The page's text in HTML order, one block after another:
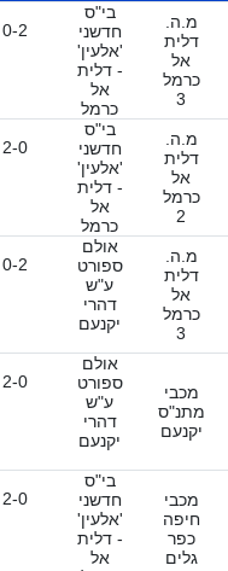
מ.ה.
דלית
אל
כרמל
3
בי"ס
חדשני
'אלעין'
- דלית
אל
כרמל
0-2
מ.ה.
דלית
אל
כרמל
2
בי"ס
חדשני
'אלעין'
- דלית
אל
כרמל
2-0
מ.ה.
דלית
אל
כרמל
3
אולם
ספורט
ע"ש
דהרי
יקנעם
0-2
מכבי
מתנ"ס
יקנעם
אולם
ספורט
ע"ש
דהרי
יקנעם
2-0
מכבי
חיפה
כפר
גלים
בי"ס
חדשני
'אלעין'
- דלית
אל
2-0